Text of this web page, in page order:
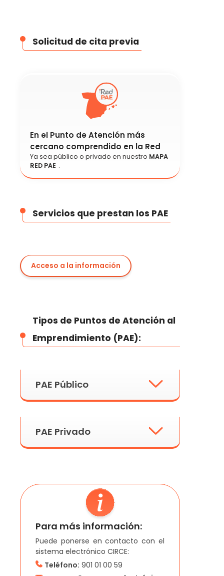
Solicitud de cita previa
En el Punto de Atención más
cercano comprendido en la Red
Ya sea público o privado en nuestro MAPA
RED PAE .
Servicios que prestan los PAE
Acceso a la información
Tipos de Puntos de Atención al
Emprendimiento (PAE):
PAE Público
Entidades pertenecientes o
vinculadas al sector público
PAE Privado
Miembros de organizaciones
Para más información:
Puede ponerse en contacto con el
sistema electrónico CIRCE:
Teléfono: 901 01 00 59